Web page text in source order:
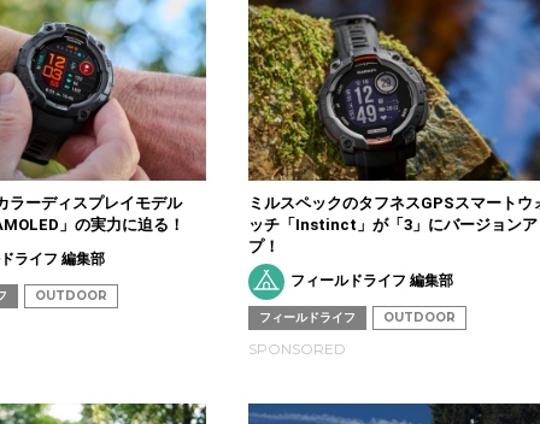
ラーディスプレイモデル
」の実力に迫る！
ライフ 編集部
OUTDOOR
ミルスペックのタフネスGPSスマートウ
ッチ「Instinct」が「3」にバージョンア
プ！
フィールドライフ 編集部
フィールドライフ OUTDOOR
SPONSORED